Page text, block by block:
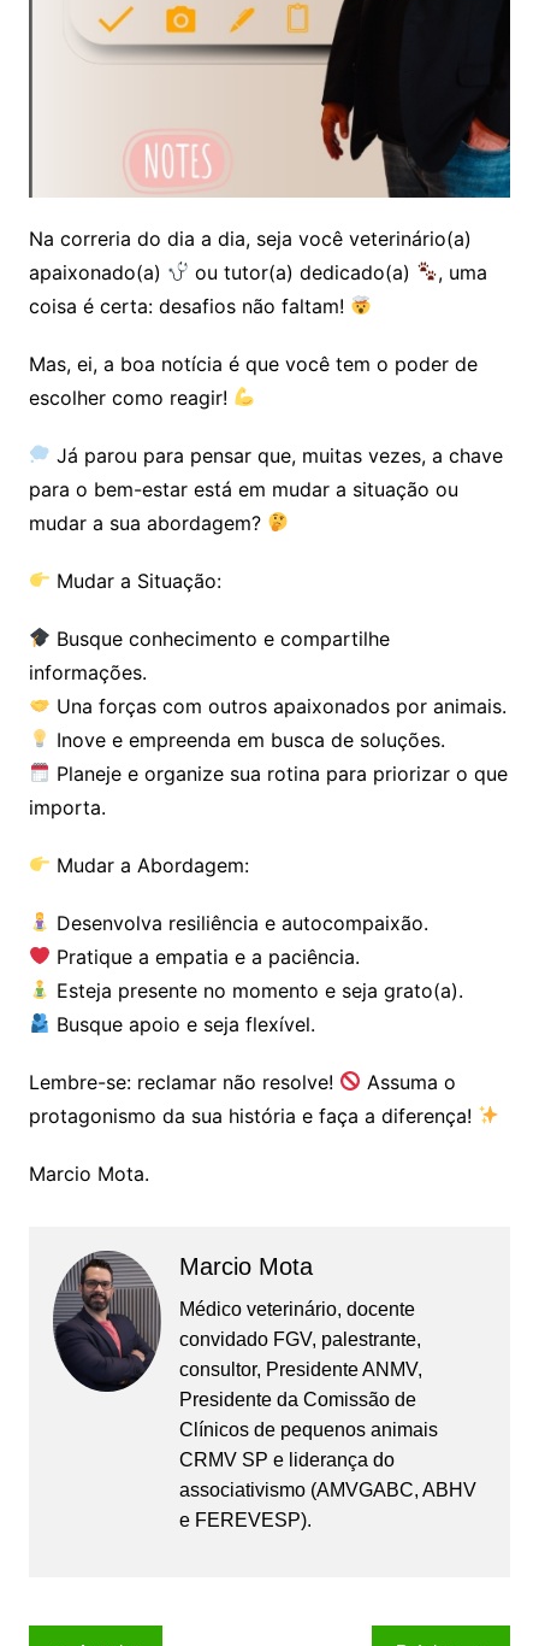
Na correria do dia a dia, seja você veterinário(a)
apaixonado(a)
ou tutor(a) dedicado(a)
, uma
coisa é certa: desafios não faltam!
Mas, ei, a boa notícia é que você tem o poder de
escolher como reagir!
Já parou para pensar que, muitas vezes, a chave
para o bem-estar está em mudar a situação ou
mudar a sua abordagem?
Mudar a Situação:
Busque conhecimento e compartilhe
informações.
Una forças com outros apaixonados por animais.
Inove e empreenda em busca de soluções.
Planeje e organize sua rotina para priorizar o que
importa.
Mudar a Abordagem:
Desenvolva resiliência e autocompaixão.
Pratique a empatia e a paciência.
Esteja presente no momento e seja grato(a).
Busque apoio e seja flexível.
Lembre-se: reclamar não resolve!
Assuma o
protagonismo da sua história e faça a diferença!
Marcio Mota.
Marcio Mota
Médico veterinário, docente
convidado FGV, palestrante,
consultor, Presidente ANMV,
Presidente da Comissão de
Clínicos de pequenos animais
CRMV SP e liderança do
associativismo (AMVGABC, ABHV
e FEREVESP).